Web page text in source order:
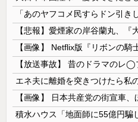
【画像】 日本共産党の街宣車